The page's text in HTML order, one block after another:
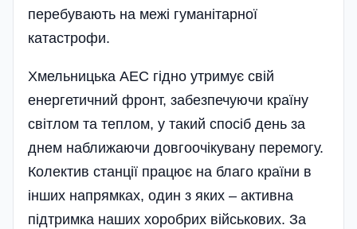
перебувають на межі гуманітарної
катастрофи.
Хмельницька АЕС гідно утримує свій
енергетичний фронт, забезпечуючи країну
світлом та теплом, у такий спосіб день за
днем наближаючи довгоочікувану перемогу.
Колектив станції працює на благо країни в
інших напрямках, один з яких – активна
підтримка наших хоробрих військових. За